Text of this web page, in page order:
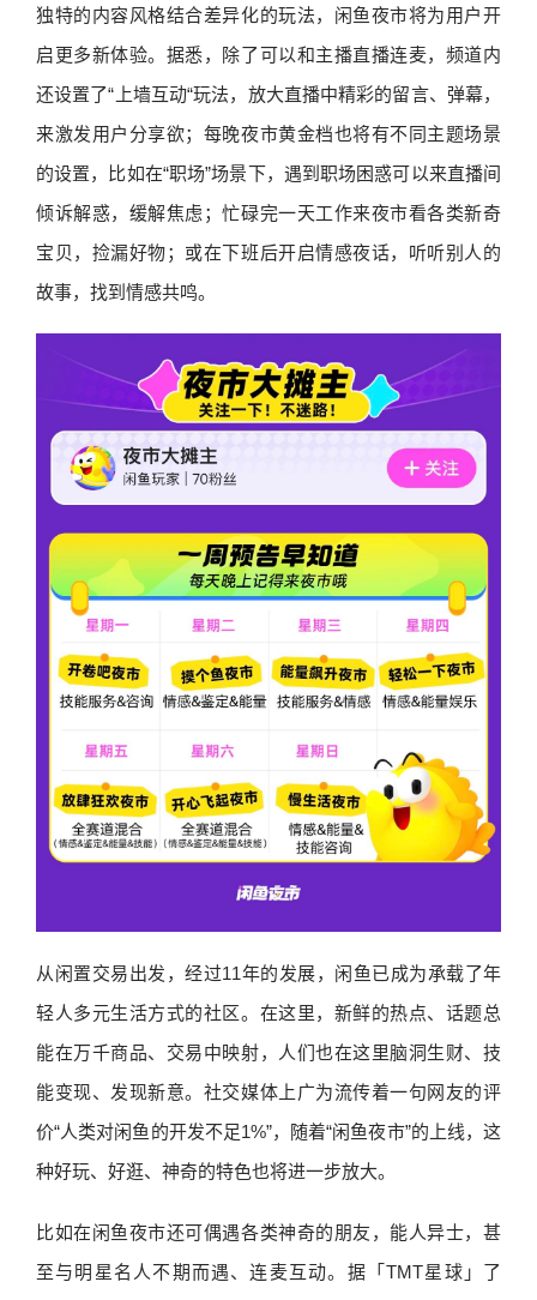
独特的内容风格结合差异化的玩法，闲鱼夜市将为用户开
启更多新体验。据悉，除了可以和主播直播连麦，频道内
还设置了“上墙互动“玩法，放大直播中精彩的留言、弹幕，
来激发用户分享欲；每晚夜市黄金档也将有不同主题场景
的设置，比如在“职场”场景下，遇到职场困惑可以来直播间
倾诉解惑，缓解焦虑；忙碌完一天工作来夜市看各类新奇
宝贝，捡漏好物；或在下班后开启情感夜话，听听别人的
故事，找到情感共鸣。
从闲置交易出发，经过11年的发展，闲鱼已成为承载了年
轻人多元生活方式的社区。在这里，新鲜的热点、话题总
能在万千商品、交易中映射，人们也在这里脑洞生财、技
能变现、发现新意。社交媒体上广为流传着一句网友的评
价“人类对闲鱼的开发不足1%”，随着“闲鱼夜市”的上线，这
种好玩、好逛、神奇的特色也将进一步放大。
比如在闲鱼夜市还可偶遇各类神奇的朋友，能人异士，甚
至与明星名人不期而遇、连麦互动。据「TMT星球」了